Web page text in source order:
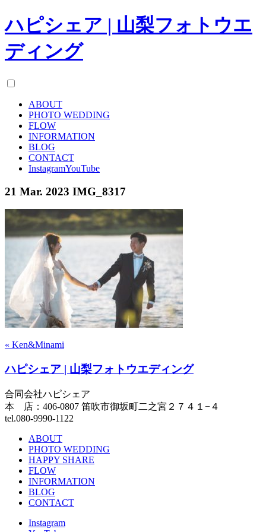
ハピシェア | 山梨フォトウエ
ディング
ABOUT
PHOTO WEDDING
FLOW
INFORMATION
BLOG
CONTACT
InstagramYouTube
21 Mar. 2023 IMG_8317
« Ken&Minami
ハピシェア | 山梨フォトウエディング
合同会社ハピシェア
本 店：406-0807 笛吹市御坂町二之宮２７４１−４
tel.080-9990-1122
ABOUT
PHOTO WEDDING
HAPPY SHARE
FLOW
INFORMATION
BLOG
CONTACT
Instagram